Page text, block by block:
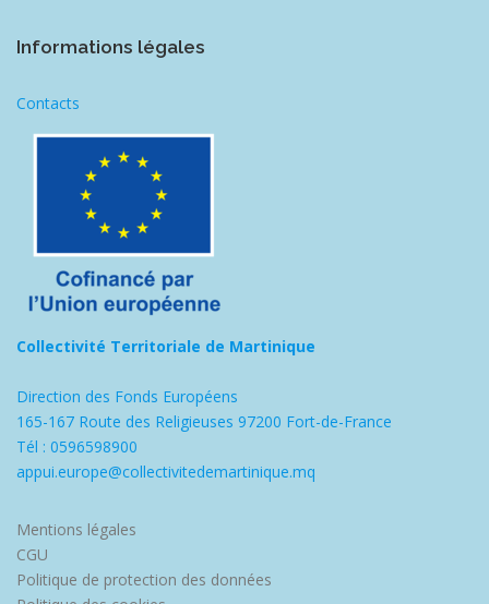
Informations légales
Contacts
Collectivité Territoriale de Martinique
Direction des Fonds Européens
165-167 Route des Religieuses 97200 Fort-de-France
Tél : 0596598900
appui.europe@collectivitedemartinique.mq
Mentions légales
CGU
Politique de protection des données